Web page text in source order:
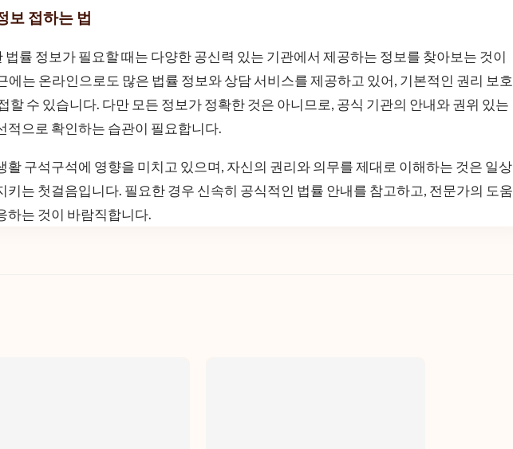
보 접하는 법
률 정보가 필요할 때는 다양한 공신력 있는 기관에서 제공하는 정보를 찾아보는 것이
에는 온라인으로도 많은 법률 정보와 상담 서비스를 제공하고 있어, 기본적인 권리 보호
할 수 있습니다. 다만 모든 정보가 정확한 것은 아니므로, 공식 기관의 안내와 권위 있는
적으로 확인하는 습관이 필요합니다.
활 구석구석에 영향을 미치고 있으며, 자신의 권리와 의무를 제대로 이해하는 것은 일상
키는 첫걸음입니다. 필요한 경우 신속히 공식적인 법률 안내를 참고하고, 전문가의 도움
하는 것이 바람직합니다.